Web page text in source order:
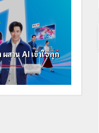
สาน AI เข้าใจทุก